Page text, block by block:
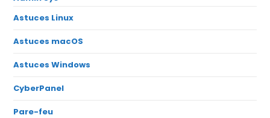
Astuces Linux
Astuces macOS
Astuces Windows
CyberPanel
Pare-feu